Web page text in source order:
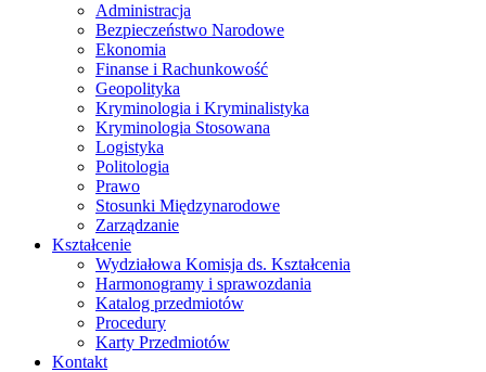
Administracja
Bezpieczeństwo Narodowe
Ekonomia
Finanse i Rachunkowość
Geopolityka
Kryminologia i Kryminalistyka
Kryminologia Stosowana
Logistyka
Politologia
Prawo
Stosunki Międzynarodowe
Zarządzanie
Kształcenie
Wydziałowa Komisja ds. Kształcenia
Harmonogramy i sprawozdania
Katalog przedmiotów
Procedury
Karty Przedmiotów
Kontakt